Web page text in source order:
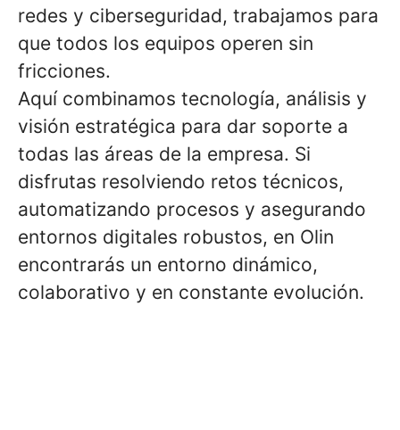
redes y ciberseguridad, trabajamos para
que todos los equipos operen sin
fricciones.
Aquí combinamos tecnología, análisis y
visión estratégica para dar soporte a
todas las áreas de la empresa. Si
disfrutas resolviendo retos técnicos,
automatizando procesos y asegurando
entornos digitales robustos, en Olin
encontrarás un entorno dinámico,
colaborativo y en constante evolución.